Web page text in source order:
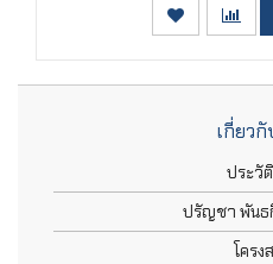
เกี่ยว
ประวั
ปรัญชา พันธ
โครง